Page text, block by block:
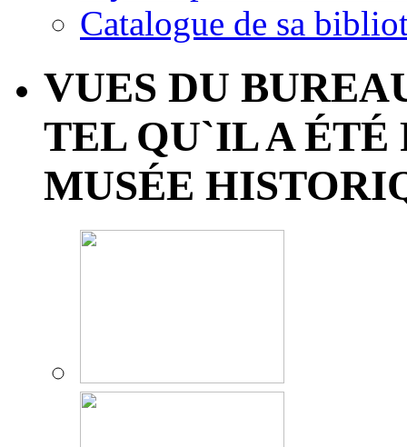
Catalogue de sa
VUES DU
TEL QU`IL A ÉTÉ
MUSÉE